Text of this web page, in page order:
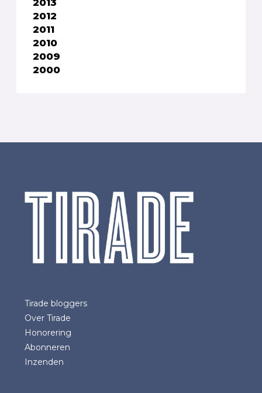
2013
2012
2011
2010
2009
2000
Tirade bloggers
Over Tirade
Honorering
Abonneren
Inzenden